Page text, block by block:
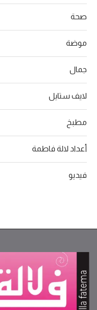
صحة
موضة
جمال
لايف ستايل
مطبخ
أعداد لالة فاطمة
فيديو